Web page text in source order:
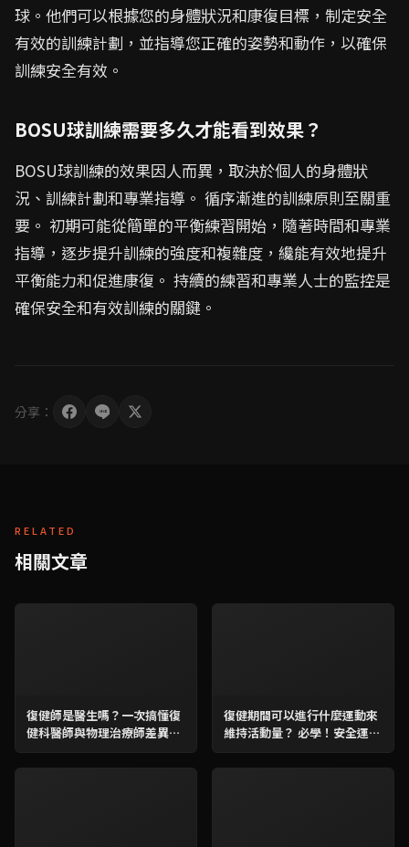
球。他們可以根據您的身體狀況和康復目標，制定安全
有效的訓練計劃，並指導您正確的姿勢和動作，以確保
訓練安全有效。
BOSU球訓練需要多久才能看到效果？
BOSU球訓練的效果因人而異，取決於個人的身體狀
況、訓練計劃和專業指導。 循序漸進的訓練原則至關重
要。 初期可能從簡單的平衡練習開始，隨著時間和專業
指導，逐步提升訓練的強度和複雜度，纔能有效地提升
平衡能力和促進康復。 持續的練習和專業人士的監控是
確保安全和有效訓練的關鍵。
分享：
RELATED
相關文章
復健師是醫生嗎？一次搞懂復
健科醫師與物理治療師差異：
角色、治療與養成
復健期間可以進行什麼運動來
維持活動量？ 必學！安全運動
指南與加速康復策略